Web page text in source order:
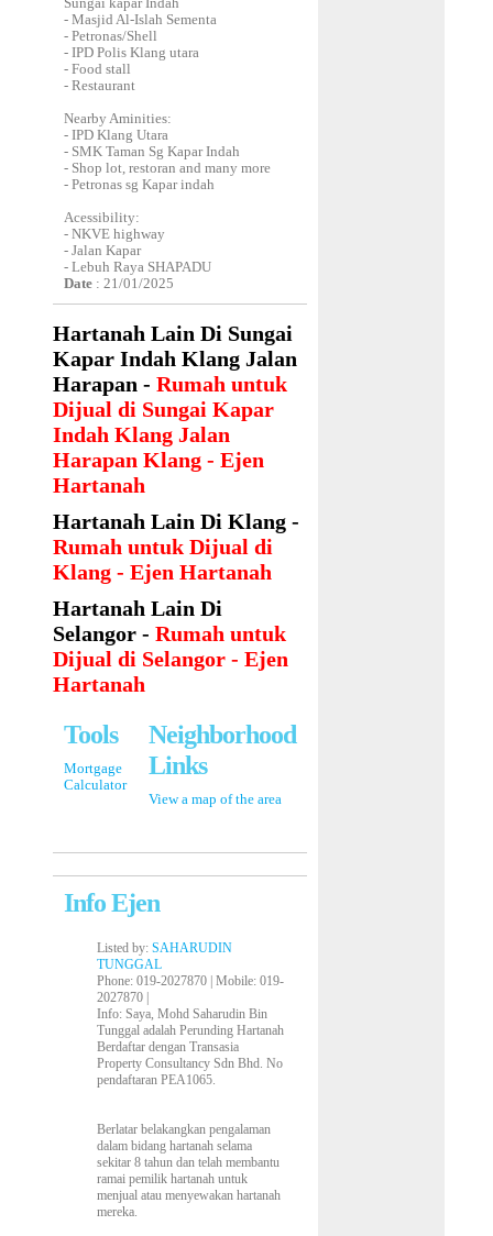
Sungai kapar Indah
- Masjid Al-Islah Sementa
- Petronas/Shell
- IPD Polis Klang utara
- Food stall
- Restaurant
Nearby Aminities:
- IPD Klang Utara
- SMK Taman Sg Kapar Indah
- Shop lot, restoran and many more
- Petronas sg Kapar indah
Acessibility:
- NKVE highway
- Jalan Kapar
- Lebuh Raya SHAPADU
Date : 21/01/2025
Hartanah Lain Di Sungai
Kapar Indah Klang Jalan
Harapan -Rumah untuk
Dijual di Sungai Kapar
Indah Klang Jalan
Harapan Klang - Ejen
Hartanah
Hartanah Lain Di Klang -
Rumah untuk Dijual di
Klang - Ejen Hartanah
Hartanah Lain Di
Selangor -Rumah untuk
Dijual di Selangor - Ejen
Hartanah
Tools
Mortgage
Calculator
Neighborhood
Links
View a map of the area
Info Ejen
Listed by:SAHARUDIN
TUNGGAL
Phone: 019-2027870 |Mobile: 019-
2027870 |
Info: Saya, Mohd Saharudin Bin
Tunggal adalah Perunding Hartanah
Berdaftar dengan Transasia
Property Consultancy Sdn Bhd. No
pendaftaran PEA1065.
Berlatar belakangkan pengalaman
dalam bidang hartanah selama
sekitar 8 tahun dan telah membantu
ramai pemilik hartanah untuk
menjual atau menyewakan hartanah
mereka.